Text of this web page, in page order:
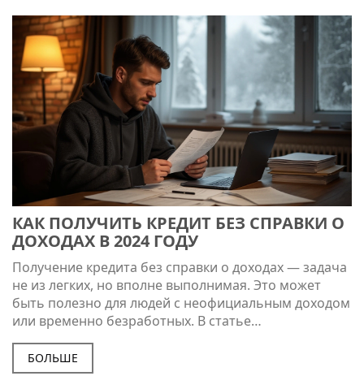
КАК ПОЛУЧИТЬ КРЕДИТ БЕЗ СПРАВКИ О
ДОХОДАХ В 2024 ГОДУ
Получение кредита без справки о доходах — задача
не из легких, но вполне выполнимая. Это может
быть полезно для людей с неофициальным доходом
или временно безработных. В статье
рассматриваются различные виды кредитов и
займов, которые банки и МФО готовы предоставить
без подтверждения дохода. Мы также разберём
БОЛЬШЕ